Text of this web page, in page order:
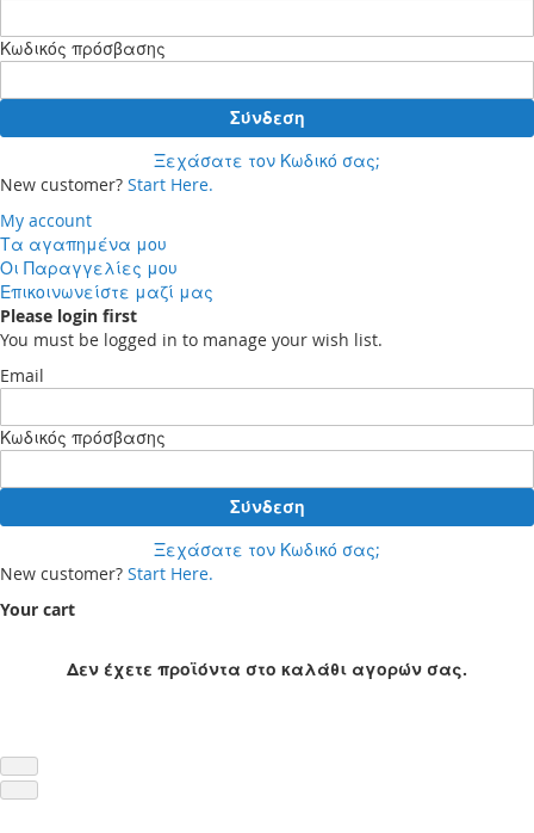
Κωδικός πρόσβασης
Σύνδεση
Ξεχάσατε τον Κωδικό σας;
New customer? Start Here.
My account
Τα αγαπημένα μου
Οι Παραγγελίες μου
Επικοινωνείστε μαζί μας
Please login first
You must be logged in to manage your wish list.
Email
Κωδικός πρόσβασης
Σύνδεση
Ξεχάσατε τον Κωδικό σας;
New customer? Start Here.
Your cart
Δεν έχετε προϊόντα στο καλάθι αγορών σας.